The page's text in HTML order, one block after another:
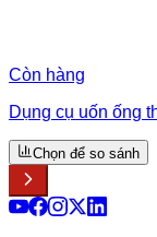
Còn hàng
Dụng cụ uốn ống
Chọn để so sánh